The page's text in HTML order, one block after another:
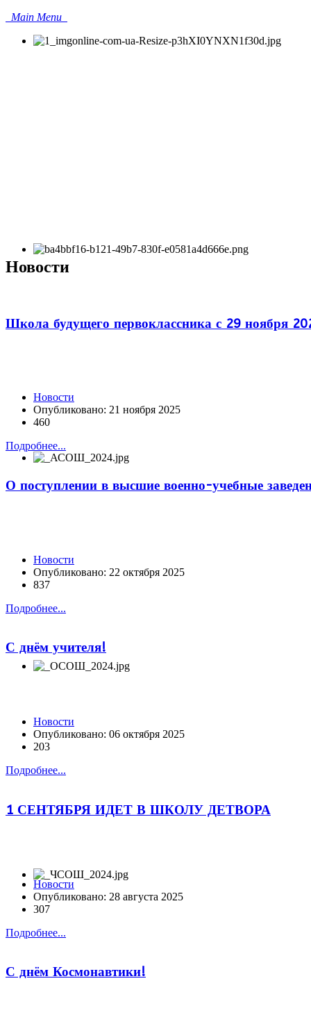
Main Menu
Новости
Школа будущего первоклассника с 29 ноября
Новости
Опубликовано: 21 ноября 2025
460
Подробнее...
О поступлении в высшие военно-учебные
Новости
Опубликовано: 22 октября 2025
837
Подробнее...
С днём учителя!
Новости
Опубликовано: 06 октября 2025
203
Подробнее...
1 СЕНТЯБРЯ ИДЕТ В ШКОЛУ ДЕТВОРА
Новости
Опубликовано: 28 августа 2025
307
Подробнее...
С днём Космонавтики!